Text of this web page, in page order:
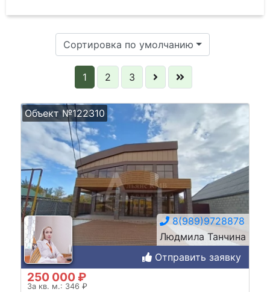
Сортировка по умолчанию
1 2 3
Объект №122310
8(989)9728878
Людмила Танчина
Отправить заявку
250 000 ₽
За кв. м.: 346 ₽